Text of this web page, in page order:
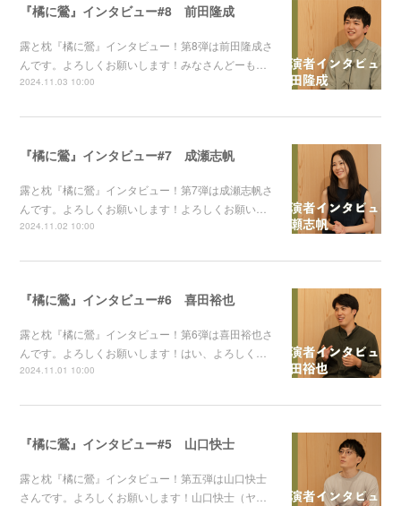
『橘に鶯』インタビュー#8 前田隆成
露と枕『橘に鶯』インタビュー！第8弾は前田隆成さ
んです。よろしくお願いします！みなさんどーも…
2024.11.03 10:00
『橘に鶯』インタビュー#7 成瀬志帆
露と枕『橘に鶯』インタビュー！第7弾は成瀬志帆さ
んです。よろしくお願いします！よろしくお願い…
2024.11.02 10:00
『橘に鶯』インタビュー#6 喜田裕也
露と枕『橘に鶯』インタビュー！第6弾は喜田裕也さ
んです。よろしくお願いします！はい、よろしく…
2024.11.01 10:00
『橘に鶯』インタビュー#5 山口快士
露と枕『橘に鶯』インタビュー！第五弾は山口快士
さんです。よろしくお願いします！山口快士（ヤ…